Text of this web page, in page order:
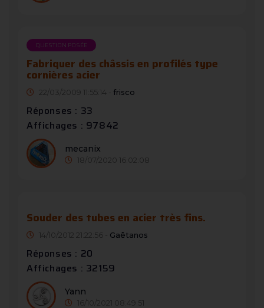
QUESTION POSÉE
Fabriquer des châssis en profilés type
cornières acier
22/03/2009 11:55:14 - frisco
Réponses : 33
Affichages : 97842
mecanix
18/07/2020 16:02:08
Souder des tubes en acier très fins.
14/10/2012 21:22:56 - Gaêtanos
Réponses : 20
Affichages : 32159
Yann
16/10/2021 08:49:51